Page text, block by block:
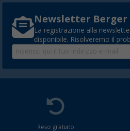
Newsletter Berger
La registrazione alla
disponibile. Risolveremo il
Reso gratuito